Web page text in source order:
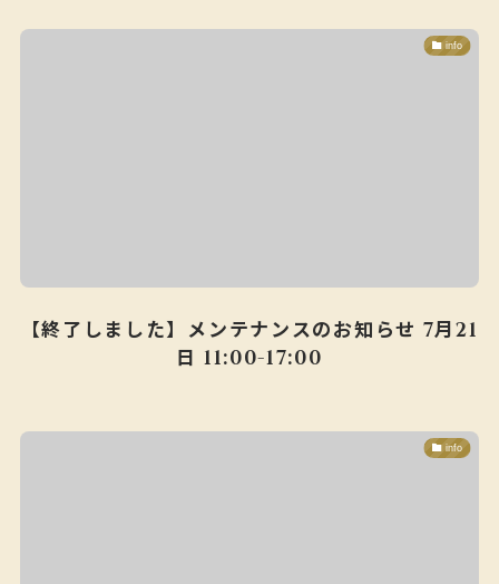
info
【終了しました】メンテナンスのお知らせ 7月21
日 11:00-17:00
info